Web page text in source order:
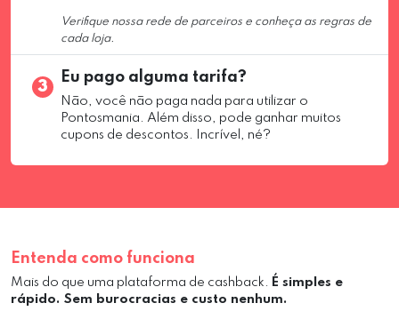
Verifique nossa rede de parceiros e conheça as regras de
cada loja.
3
Eu pago alguma tarifa?
Não, você não paga nada para utilizar o
Pontosmania. Além disso, pode ganhar muitos
cupons de descontos. Incrível, né?
Entenda como funciona
Mais do que uma plataforma de cashback.
É simples e
rápido. Sem burocracias e custo nenhum.